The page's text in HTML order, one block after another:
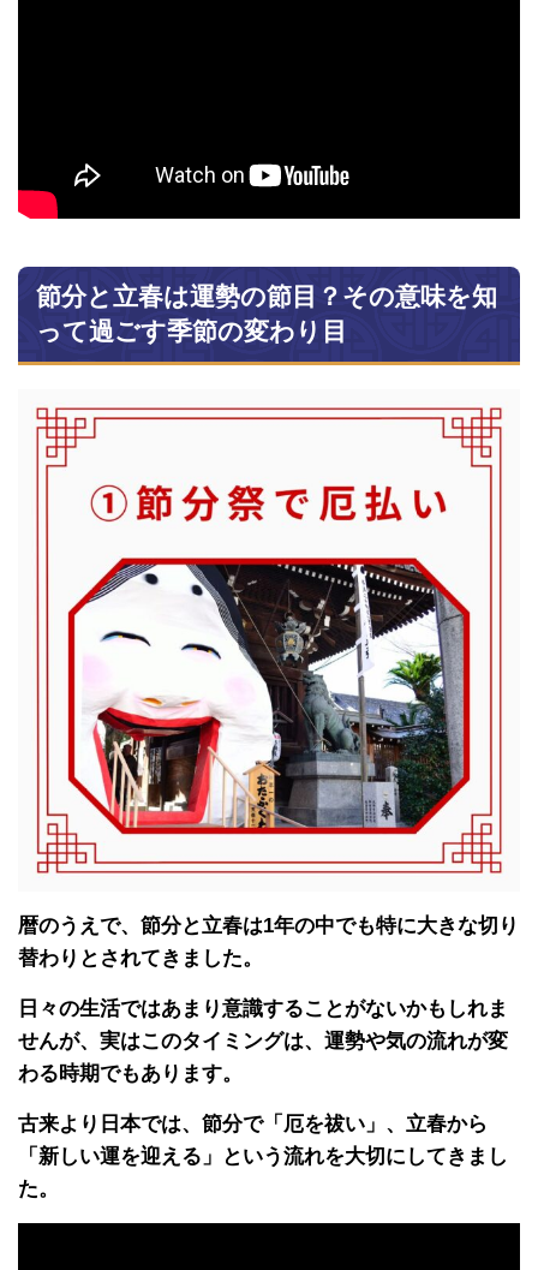
節分と立春は運勢の節目？その意味を知
って過ごす季節の変わり目
暦のうえで、節分と立春は1年の中でも特に大きな切り
替わりとされてきました。
日々の生活ではあまり意識することがないかもしれま
せんが、実はこのタイミングは、運勢や気の流れが変
わる時期でもあります。
古来より日本では、節分で「厄を祓い」、立春から
「新しい運を迎える」という流れを大切にしてきまし
た。